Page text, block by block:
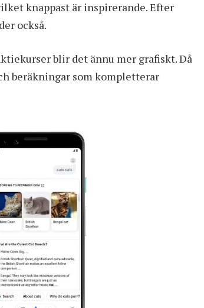
knappast är inspirerande. Efter
också.
blir det ännu mer grafiskt. Då
beräkningar som kompletterar